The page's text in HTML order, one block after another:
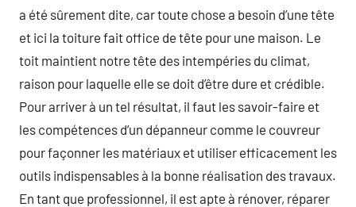
a été sûrement dite, car toute chose a besoin d’une tête
et ici la toiture fait office de tête pour une maison. Le
toit maintient notre tête des intempéries du climat,
raison pour laquelle elle se doit d’être dure et crédible.
Pour arriver à un tel résultat, il faut les savoir-faire et
les compétences d’un dépanneur comme le couvreur
pour façonner les matériaux et utiliser efficacement les
outils indispensables à la bonne réalisation des travaux.
En tant que professionnel, il est apte à rénover, réparer